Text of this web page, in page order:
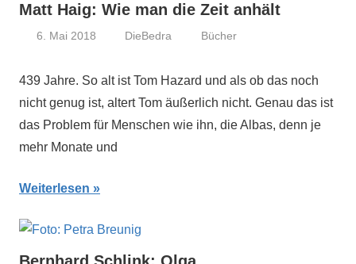
Matt Haig: Wie man die Zeit anhält
6. Mai 2018 DieBedra Bücher
439 Jahre. So alt ist Tom Hazard und als ob das noch
nicht genug ist, altert Tom äußerlich nicht. Genau das ist
das Problem für Menschen wie ihn, die Albas, denn je
mehr Monate und
Weiterlesen